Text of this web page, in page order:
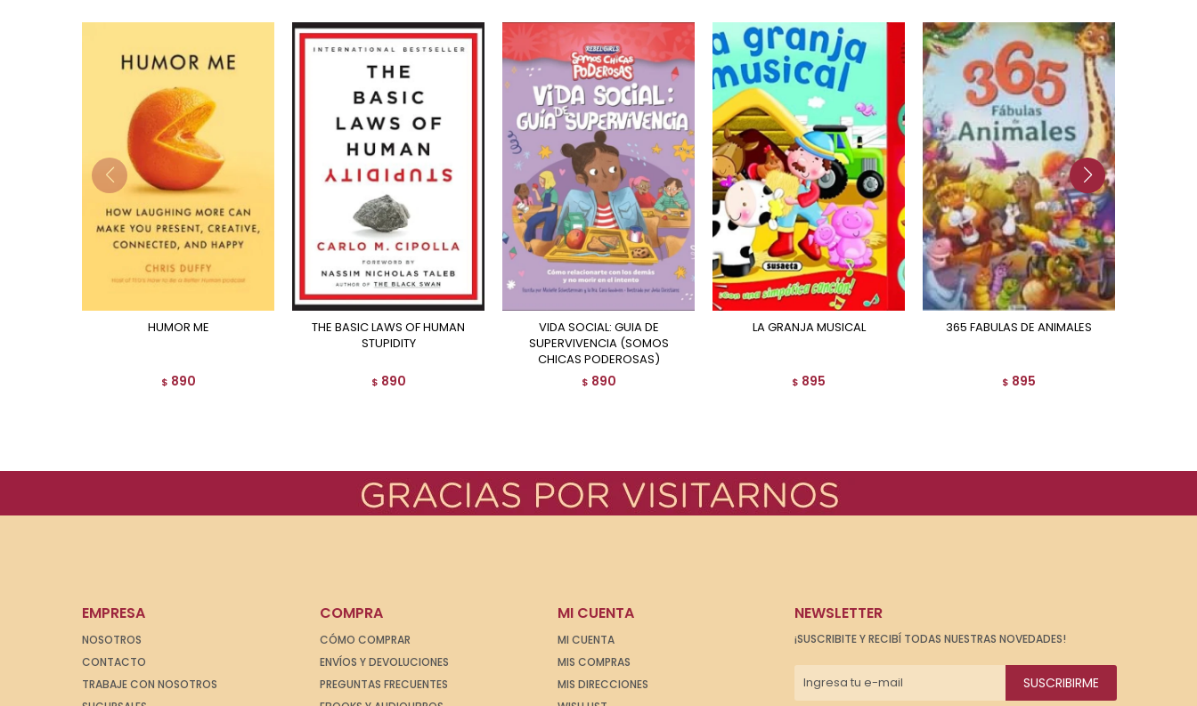
HUMOR ME
$ 890
THE BASIC LAWS OF HUMAN
STUPIDITY
$ 890
VIDA SOCIAL: GUIA DE
SUPERVIVENCIA (SOMOS
CHICAS PODEROSAS)
$ 890
LA GRANJA MUSICAL
$ 895
365 FABULAS DE ANIMALES
$ 895
EMPRESA
NOSOTROS
CONTACTO
TRABAJE CON NOSOTROS
COMPRA
CÓMO COMPRAR
ENVÍOS Y DEVOLUCIONES
PREGUNTAS FRECUENTES
MI CUENTA
MI CUENTA
MIS COMPRAS
MIS DIRECCIONES
NEWSLETTER
¡SUSCRIBITE Y RECIBÍ TODAS NUESTRAS NOVEDADES!
SUSCRIBIRME